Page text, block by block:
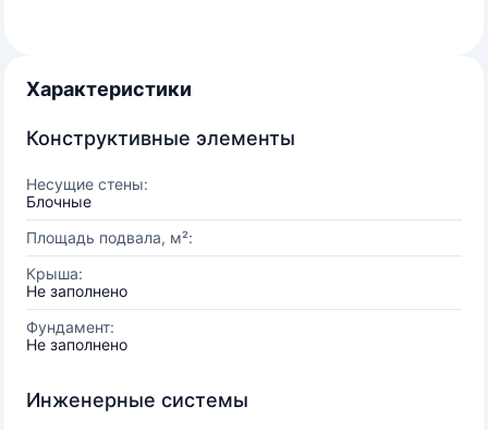
Характеристики
Конструктивные элементы
Несущие стены:
Блочные
Площадь подвала, м²:
Крыша:
Не заполнено
Фундамент:
Не заполнено
Инженерные системы